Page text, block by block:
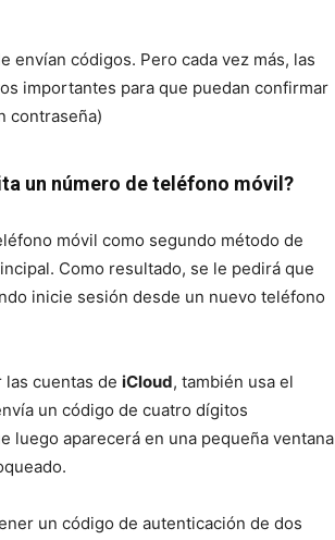
envían códigos. Pero cada vez más, las
importantes para que puedan confirmar
contraseña)
un número de teléfono móvil?
móvil como segundo método de
Como resultado, se le pedirá que
inicie sesión desde un nuevo teléfono
cuentas de iCloud, también usa el
un código de cuatro dígitos
luego aparecerá en una pequeña ventana
un código de autenticación de dos